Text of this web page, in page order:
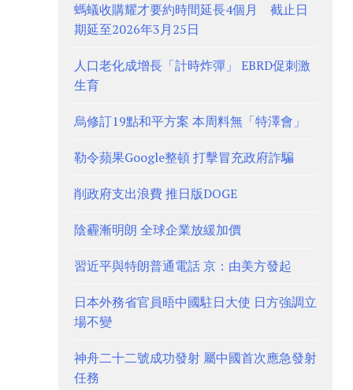
螞蟻收購耀才要約時間延長4個月 截止日
期延至2026年3月25日
人口老化成增長「計時炸彈」 EBRD促刺激
生育
烏修訂19點和平方案 本周料無「特澤會」
勒令蘋果Google整頓 打擊冒充政府詐騙
削政府支出浪費 推日版DOGE
陰霾漸明朗 全球企業放緩加價
習近平與特朗普通電話 京：由美方發起
日本外務省官員晤中國駐日大使 日方強調立
場不變
神舟二十二號成功發射 屬中國首次應急發射
任務